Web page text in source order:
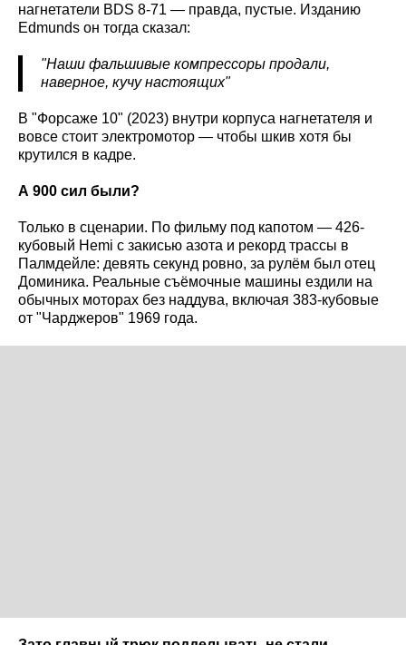
нагнетатели BDS 8-71 — правда, пустые. Изданию
Edmunds он тогда сказал:
"Наши фальшивые компрессоры продали,
наверное, кучу настоящих"
В "Форсаже 10" (2023) внутри корпуса нагнетателя и
вовсе стоит электромотор — чтобы шкив хотя бы
крутился в кадре.
А 900 сил были?
Только в сценарии. По фильму под капотом — 426-
кубовый Hemi с закисью азота и рекорд трассы в
Палмдейле: девять секунд ровно, за рулём был отец
Доминика. Реальные съёмочные машины ездили на
обычных моторах без наддува, включая 383-кубовые
от "Чарджеров" 1969 года.